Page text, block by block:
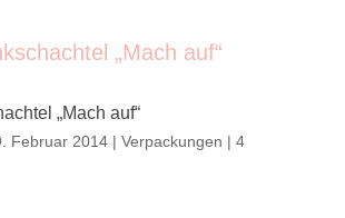
„Mach auf“
Februar 2014| Verpackungen | 4